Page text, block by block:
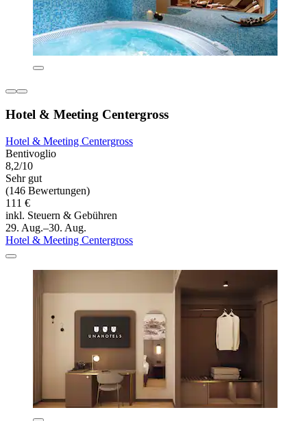
Hotel & Meeting Centergross
Hotel & Meeting Centergross
Bentivoglio
8,2/10
Sehr gut
(146 Bewertungen)
111 €
inkl. Steuern & Gebühren
29. Aug.–30. Aug.
Hotel & Meeting Centergross